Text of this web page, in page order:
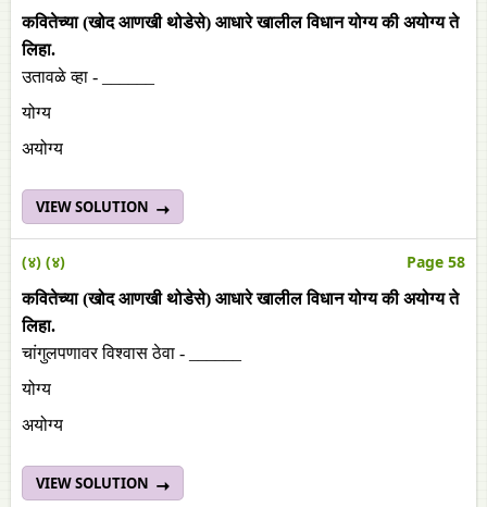
कवितेच्या (खोद आणखी थोडेसे) आधारे खालील विधान योग्य की अयोग्य ते
लिहा.
उतावळे व्हा - ______
योग्य
अयोग्य
VIEW SOLUTION
(४) (४) Page 58
कवितेच्या (खोद आणखी थोडेसे) आधारे खालील विधान योग्य की अयोग्य ते
लिहा.
चांगुलपणावर विश्वास ठेवा - ______
योग्य
अयोग्य
VIEW SOLUTION